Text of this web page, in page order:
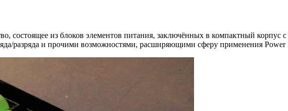
состоящее из блоков элементов питания, заключённых в компактный корпус
разряда и прочими возможностями, расширяющими сферу применения Power